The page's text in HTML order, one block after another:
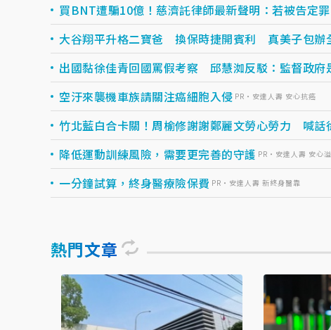
買BNT遭騙10億！慈濟託律師最新聲明：若被告定
大谷翔平升格二寶爸 換保時捷開賓利 真美子包辦
出國黏徐佳青回國罵假考察 邱慧洳反駁：監督政府
空汙來襲機車族請關注癌細胞入侵 PR・安達人壽 安心抗癌
竹北藍白合卡關！周榆修謝謝鄭麗文勞心勞力 喊話
降低運動訓練風險，需要更完善的守護 PR・安達人壽 安心
一分鐘試算，終身醫療險保費 PR・安達人壽 新終身醫靠
熱門文章